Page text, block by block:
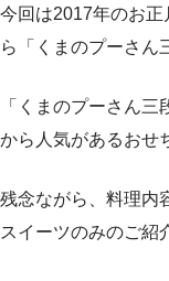
今回は2017年のお
ら「くまのプーさん
「くまのプーさん
から人気があるおせ
残念ながら、料理内
スイーツのみのご紹